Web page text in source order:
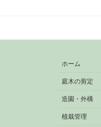
ホーム
庭木の剪定
造園・外構
植栽管理